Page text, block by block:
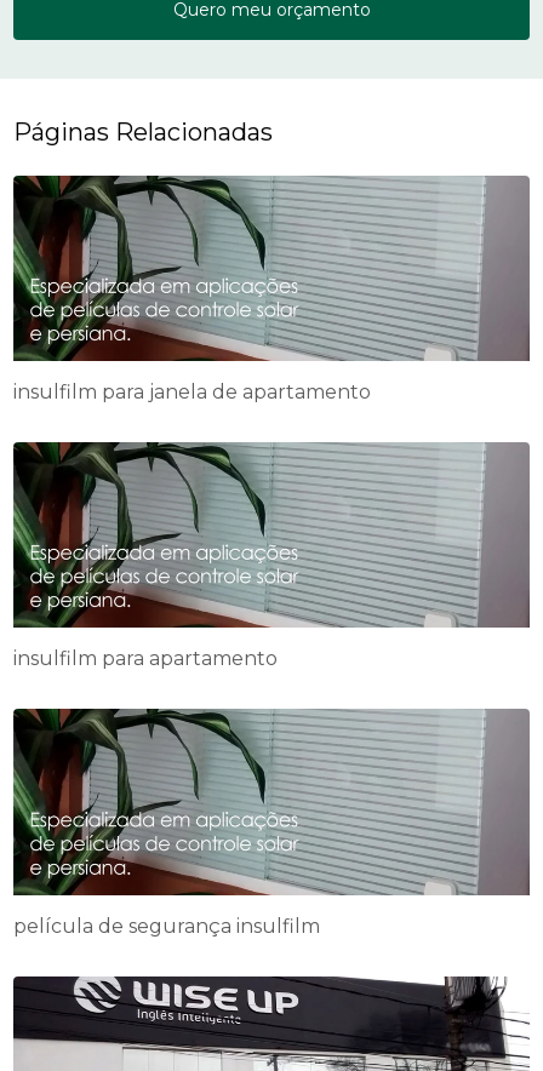
Quero meu orçamento
Páginas Relacionadas
insulfilm para janela de apartamento
insulfilm para apartamento
película de segurança insulfilm